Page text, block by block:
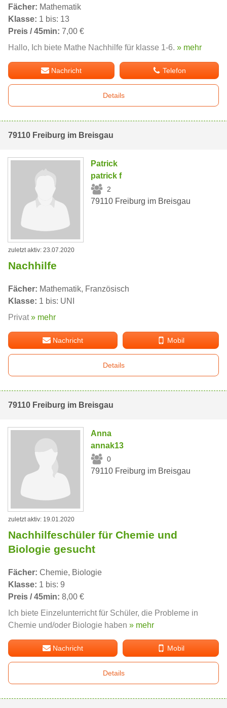
Fächer: Mathematik
Klasse: 1 bis: 13
Preis / 45min: 7,00 €
Hallo, Ich biete Mathe Nachhilfe für klasse 1-6. » mehr
Nachricht Telefon
Details
79110 Freiburg im Breisgau
Patrick
patrick f
2
79110 Freiburg im Breisgau
zuletzt aktiv: 23.07.2020
Nachhilfe
Fächer: Mathematik, Französisch
Klasse: 1 bis: UNI
Privat» mehr
Nachricht Mobil
Details
79110 Freiburg im Breisgau
Anna
annak13
0
79110 Freiburg im Breisgau
zuletzt aktiv: 19.01.2020
Nachhilfeschüler für Chemie und
Biologie gesucht
Fächer: Chemie, Biologie
Klasse: 1 bis: 9
Preis / 45min: 8,00 €
Ich biete Einzelunterricht für Schüler, die Probleme in
Chemie und/oder Biologie haben » mehr
Nachricht Mobil
Details